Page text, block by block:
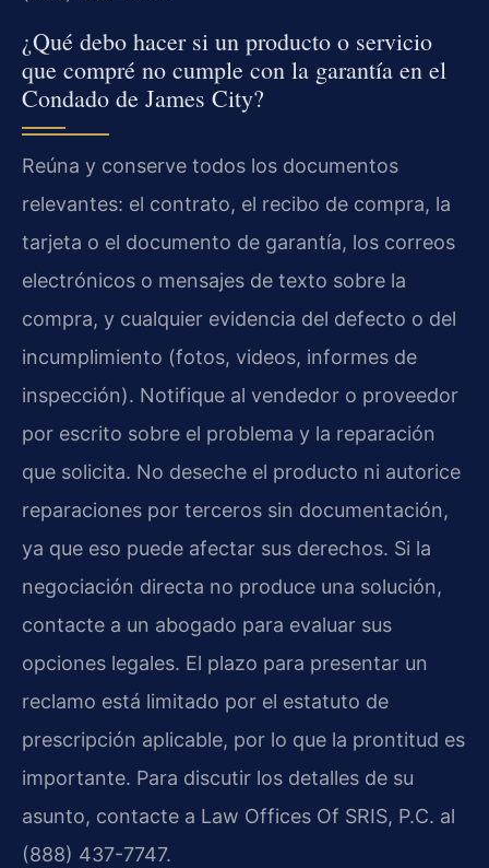
¿Qué debo hacer si un producto o servicio
que compré no cumple con la garantía en el
Condado de James City?
Reúna y conserve todos los documentos
relevantes: el contrato, el recibo de compra, la
tarjeta o el documento de garantía, los correos
electrónicos o mensajes de texto sobre la
compra, y cualquier evidencia del defecto o del
incumplimiento (fotos, videos, informes de
inspección). Notifique al vendedor o proveedor
por escrito sobre el problema y la reparación
que solicita. No deseche el producto ni autorice
reparaciones por terceros sin documentación,
ya que eso puede afectar sus derechos. Si la
negociación directa no produce una solución,
contacte a un abogado para evaluar sus
opciones legales. El plazo para presentar un
reclamo está limitado por el estatuto de
prescripción aplicable, por lo que la prontitud es
importante. Para discutir los detalles de su
asunto, contacte a Law Offices Of SRIS, P.C. al
(888) 437-7747.